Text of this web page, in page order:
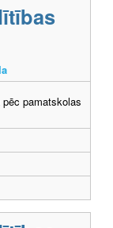
pamatskolas